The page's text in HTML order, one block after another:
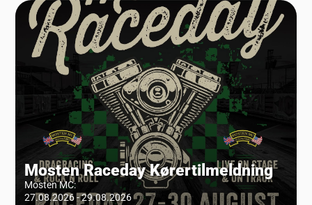
Mosten Raceday Kørertilmeldning
Mosten MC:
27.08.2026 - 29.08.2026